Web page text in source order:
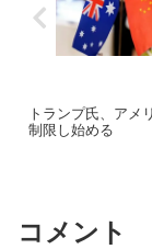
トランプ氏、アメ
制限し始める
コメント